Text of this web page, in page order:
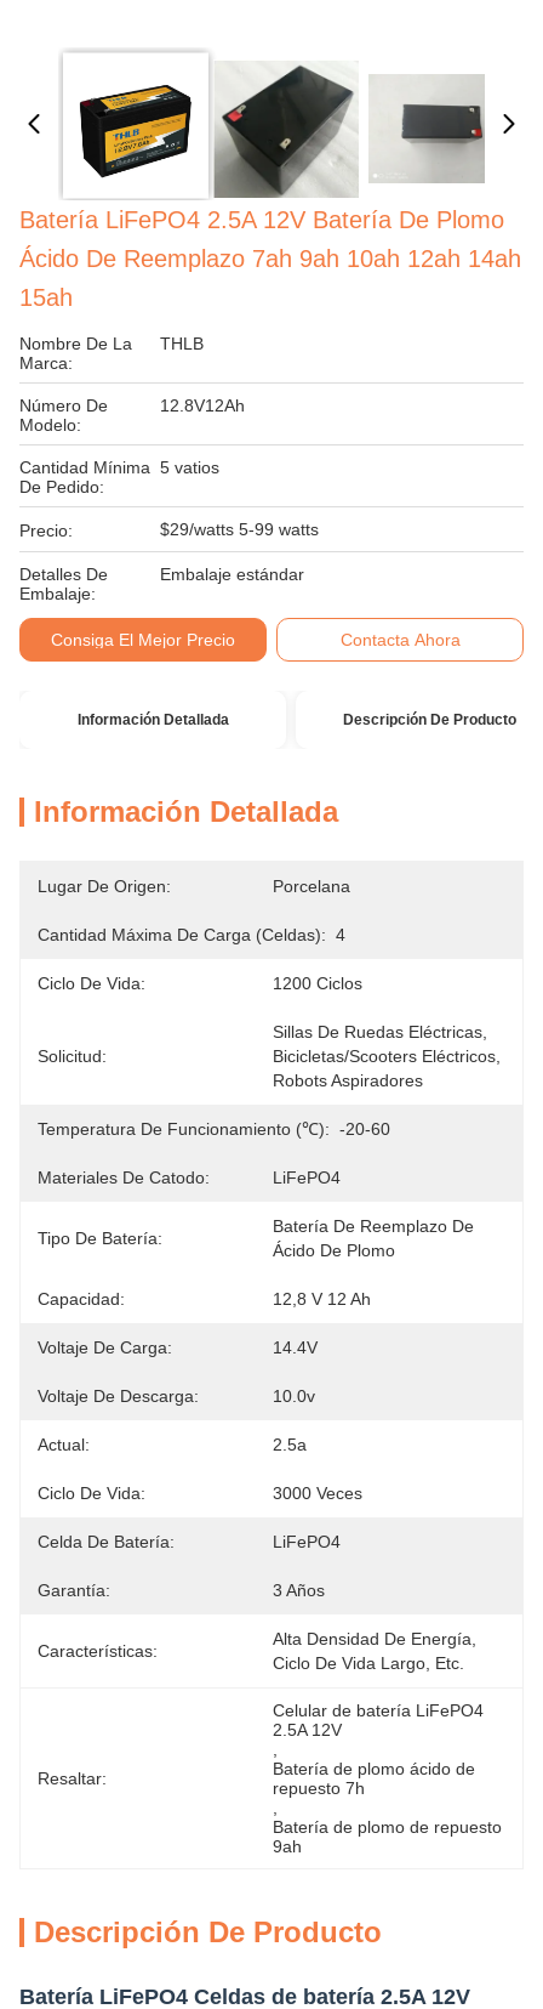
Batería LiFePO4 2.5A 12V Batería De Plomo
Ácido De Reemplazo 7ah 9ah 10ah 12ah 14ah
15ah
Nombre De La
Marca:
THLB
Número De
Modelo:
12.8V12Ah
Cantidad Mínima
De Pedido:
5 vatios
Precio: $29/watts 5-99 watts
Detalles De
Embalaje:
Embalaje estándar
Consiga El Mejor Precio Contacta Ahora
Información Detallada Descripción De Producto
Información Detallada
Lugar De Origen: Porcelana
Cantidad Máxima De Carga (celdas): 4
Ciclo De Vida: 1200 Ciclos
Solicitud:
Sillas De Ruedas Eléctricas,
Bicicletas/scooters Eléctricos,
Robots Aspiradores
Temperatura De Funcionamiento (℃): -20-60
Materiales De Catodo: LiFePO4
Tipo De Batería:
Batería De Reemplazo De
Ácido De Plomo
Capacidad: 12,8 V 12 Ah
Voltaje De Carga: 14.4V
Voltaje De Descarga: 10.0v
Actual: 2.5a
Ciclo De Vida: 3000 Veces
Celda De Batería: LiFePO4
Garantía: 3 Años
Características:
Alta Densidad De Energía,
Ciclo De Vida Largo, Etc.
Resaltar:
Celular de batería LiFePO4
2.5A 12V
Batería de plomo ácido de
repuesto 7h
Batería de plomo de repuesto
9ah
Descripción De Producto
Batería LiFePO4 Celdas de batería 2.5A 12V